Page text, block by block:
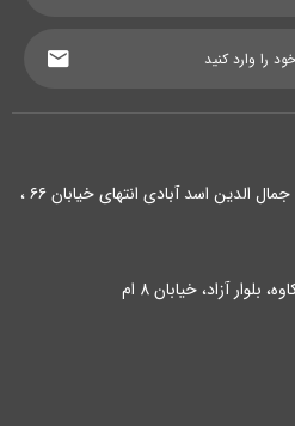
تهران، یوسف آباد، خیابان سید جمال الدین اسد آبادی انتهای خیابان ۶۶ ،
آزاد، خیابان 8 ام